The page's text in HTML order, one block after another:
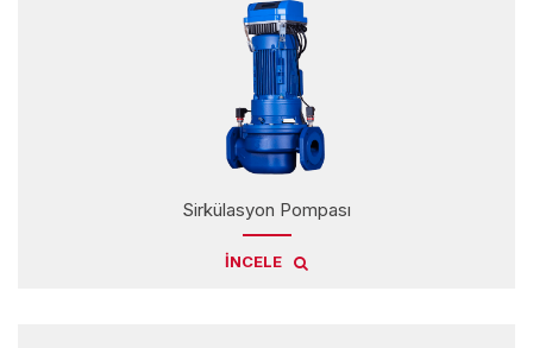
Sirkülasyon Pompası
İNCELE